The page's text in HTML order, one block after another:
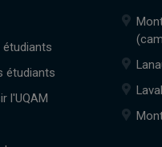
étudiants
l'UQAM
Laval